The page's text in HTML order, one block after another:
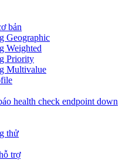
bản
Geographic
Weighted
Priority
Multivalue
health check endpoint down
thử
trợ